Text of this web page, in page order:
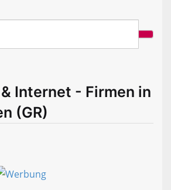
Internet - Firmen in
(GR)